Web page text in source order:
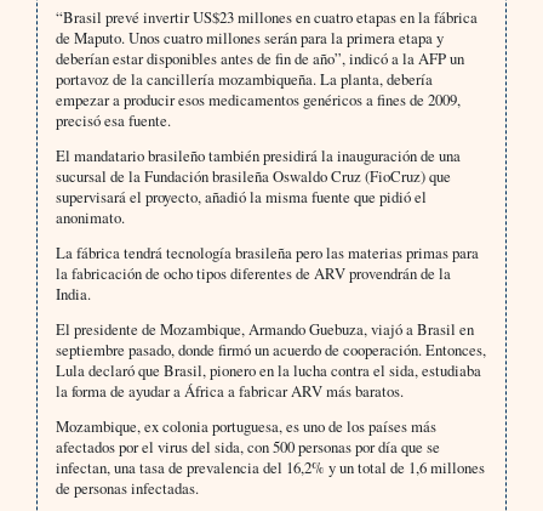
“Brasil prevé invertir US$23 millones en cuatro etapas en la fábrica
de Maputo. Unos cuatro millones serán para la primera etapa y
deberían estar disponibles antes de fin de año”, indicó a la AFP un
portavoz de la cancillería mozambiqueña. La planta, debería
empezar a producir esos medicamentos genéricos a fines de 2009,
precisó esa fuente.
El mandatario brasileño también presidirá la inauguración de una
sucursal de la Fundación brasileña Oswaldo Cruz (FioCruz) que
supervisará el proyecto, añadió la misma fuente que pidió el
anonimato.
La fábrica tendrá tecnología brasileña pero las materias primas para
la fabricación de ocho tipos diferentes de ARV provendrán de la
India.
El presidente de Mozambique, Armando Guebuza, viajó a Brasil en
septiembre pasado, donde firmó un acuerdo de cooperación. Entonces,
Lula declaró que Brasil, pionero en la lucha contra el sida, estudiaba
la forma de ayudar a África a fabricar ARV más baratos.
Mozambique, ex colonia portuguesa, es uno de los países más
afectados por el virus del sida, con 500 personas por día que se
infectan, una tasa de prevalencia del 16,2% y un total de 1,6 millones
de personas infectadas.